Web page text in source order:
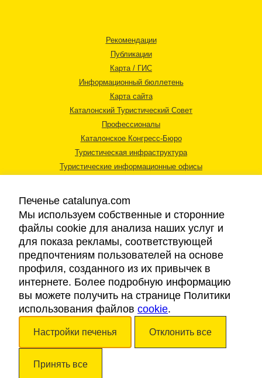
Рекомендации
Публикации
Карта / ГИС
Информационный бюллетень
Карта сайта
Каталонский Туристический Совет
Профессионалы
Каталонское Конгресс-Бюро
Туристическая инфраструктура
Туристические информационные офисы
Правовая информация
Cookies
Доступность
Авторские права © 2026. Каталонский Туристический Совет. Все права
Печенье catalunya.com
Мы используем собственные и сторонние
файлы cookie для анализа наших услуг и
для показа рекламы, соответствующей
предпочтениям пользователей на основе
профиля, созданного из их привычек в
интернете. Более подробную информацию
вы можете получить на странице Политики
использования файлов cookie.
Настройки печенья Отклонить все
Принять все